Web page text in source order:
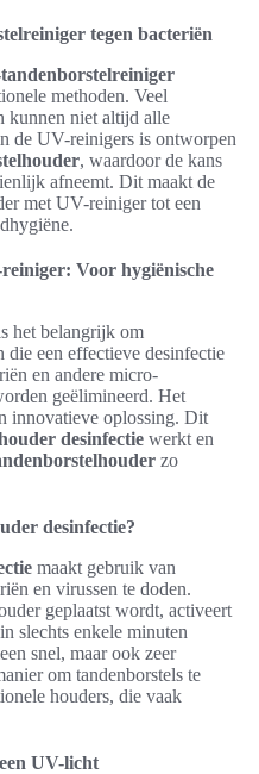
tegen bacteriën
methoden. Veel
kunnen niet altijd alle
de UV-reinigers is ontworpen
, waardoor de kans
afneemt. Dit maakt de
met UV-reiniger tot een
Voor hygiënische
het belangrijk om
die een effectieve desinfectie
en andere micro-
geëlimineerd. Het
innovatieve oplossing. Dit
desinfectie werkt en
zo
desinfectie?
maakt gebruik van
en virussen te doden.
geplaatst wordt, activeert
slechts enkele minuten
snel, maar ook zeer
om tandenborstels te
houders, die vaak
UV-licht